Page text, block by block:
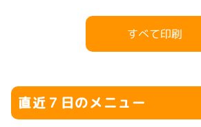
すべて印刷
直近７日のメニュー